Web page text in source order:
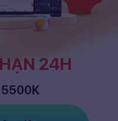
24H
5500K